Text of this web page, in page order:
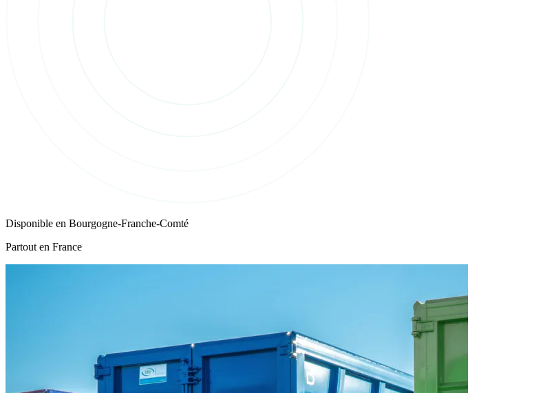
Disponible en Bourgogne-Franche-Comté
Partout en France